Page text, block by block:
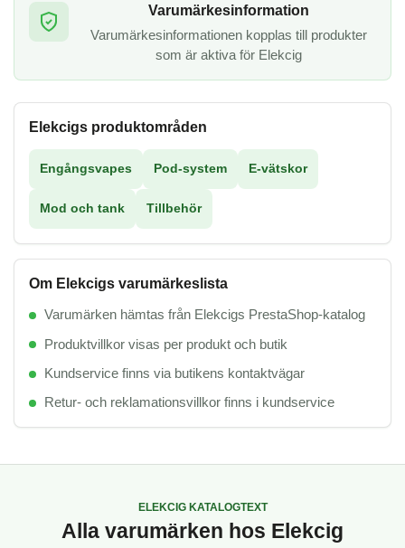
Varumärkesinformation
Varumärkesinformationen kopplas till produkter
som är aktiva för Elekcig
Elekcigs produktområden
Engångsvapes Pod-system E-vätskor
Mod och tank Tillbehör
Om Elekcigs varumärkeslista
Varumärken hämtas från Elekcigs PrestaShop-katalog
Produktvillkor visas per produkt och butik
Kundservice finns via butikens kontaktvägar
Retur- och reklamationsvillkor finns i kundservice
ELEKCIG KATALOGTEXT
Alla varumärken hos Elekcig